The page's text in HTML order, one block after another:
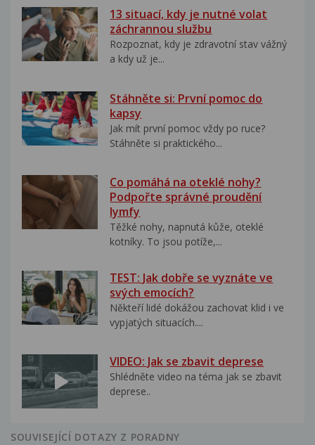
13 situací, kdy je nutné volat
záchrannou službu
Rozpoznat, kdy je zdravotní stav vážný
a kdy už je...
Stáhněte si: První pomoc do
kapsy
Jak mít první pomoc vždy po ruce?
Stáhněte si praktického...
Co pomáhá na oteklé nohy?
Podpořte správné proudění
lymfy
Těžké nohy, napnutá kůže, oteklé
kotníky. To jsou potíže,...
TEST: Jak dobře se vyznáte ve
svých emocích?
Někteří lidé dokážou zachovat klid i ve
vypjatých situacích....
VIDEO: Jak se zbavit deprese
Shlédněte video na téma jak se zbavit
deprese..
SOUVISEJÍCÍ DOTAZY Z PORADNY